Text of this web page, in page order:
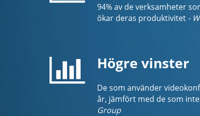
94% av de verksamheter
ökar deras produktivitet -
Högre vinster
De som använder
år, jämfört med de som inte
Group